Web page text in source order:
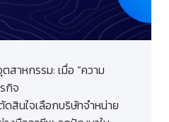
สาหกรรม: เมื่อ “ความ
กิจ
สินใจเลือกบริษัทจำหน่าย